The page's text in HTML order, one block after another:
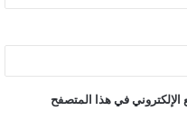
في هذا المتصفح